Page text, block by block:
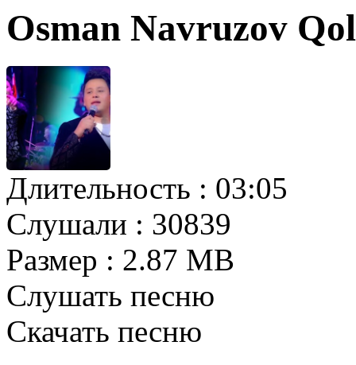
Osman Navruzov
Длительность : 03:05
Слушали : 30839
Размер : 2.87 MB
Слушать песню
Скачать песню